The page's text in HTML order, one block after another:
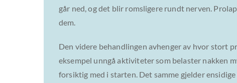
går ned, og det blir romsligere rundt nerven.
dem.
Den videre behandlingen avhenger av hvor stort
eksempel unngå aktiviteter som belaster nakken
forsiktig med i starten. Det samme gjelder